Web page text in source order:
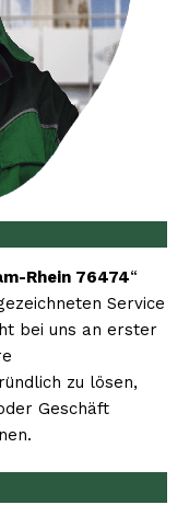
Rhein 76474“
Service
bei uns an erster
zu lösen,
Geschäft